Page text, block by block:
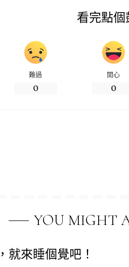
看完點個
難過
0
開心
0
YOU MIGHT
就來睡個覺吧！